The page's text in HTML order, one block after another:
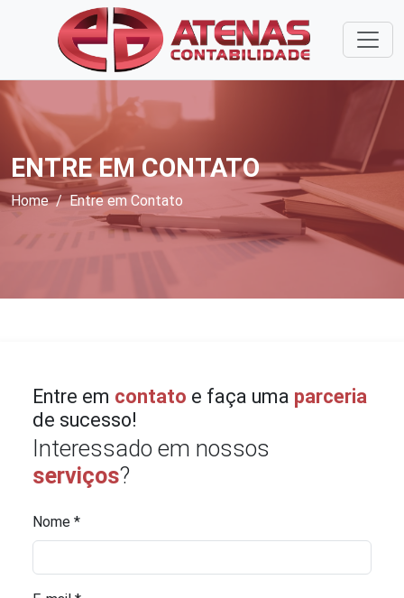
ENTRE EM CONTATO
Home Entre em Contato
Entre em contato e faça uma parceria
de sucesso!
Interessado em nossos
serviços?
Nome *